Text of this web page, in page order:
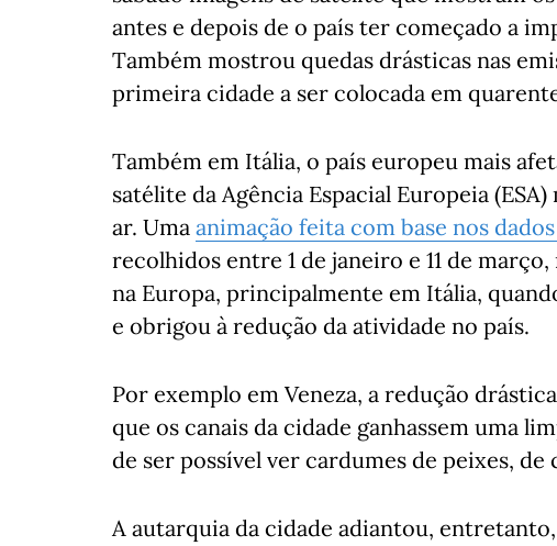
antes e depois de o país ter começado a
Também mostrou quedas drásticas nas
primeira cidade a ser colocada em
Também em Itália, o país europeu mais
satélite da Agência Espacial Europeia
ar. Uma animação feita com base nos
recolhidos entre 1 de janeiro e 11 de
na Europa, principalmente em Itália,
e obrigou à redução da atividade no país.
Por exemplo em Veneza, a redução
que os canais da cidade ganhassem uma
de ser possível ver cardumes de peixes, de
A autarquia da cidade adiantou,